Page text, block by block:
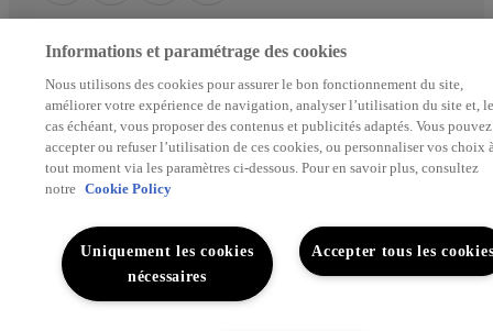
Informations et paramétrage des cookies
Nous utilisons des cookies pour assurer le bon fonctionnement du site,
améliorer votre expérience de navigation, analyser l’utilisation du site et, le
cas échéant, vous proposer des contenus et publicités adaptés. Vous pouvez
accepter ou refuser l’utilisation de ces cookies, ou personnaliser vos choix
tout moment via les paramètres ci-dessous. Pour en savoir plus, consultez
notre Cookie Policy
Accepter tous les
Uniquement les cookies
nécessaires